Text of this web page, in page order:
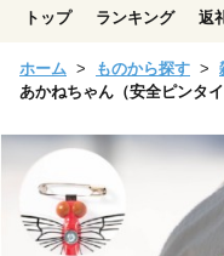
トップ ランキング 返
ホーム ものから探す
あかねちゃん（安全ピンタイ